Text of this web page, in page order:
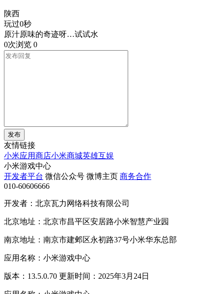
陕西
玩过0秒
原汁原味的奇迹呀…试试水
0次浏览 0
发布
友情链接
小米应用商店小米商城英雄互娱
小米游戏中心
开发者平台 微信公众号 微博主页 商务合作
010-60606666
开发者：北京瓦力网络科技有限公司
北京地址：北京市昌平区安居路小米智慧产业园
南京地址：南京市建邺区永初路37号小米华东总部
应用名称：小米游戏中心
版本：13.5.0.70 更新时间：2025年3月24日